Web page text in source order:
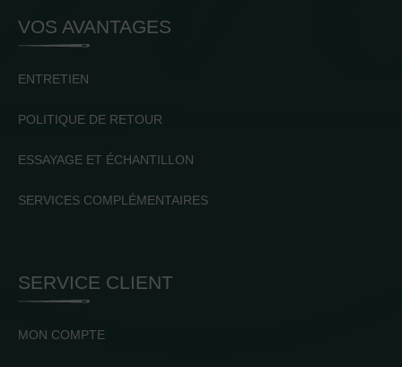
VOS AVANTAGES
ENTRETIEN
POLITIQUE DE RETOUR
ESSAYAGE ET ÉCHANTILLON
SERVICES COMPLÉMENTAIRES
SERVICE CLIENT
MON COMPTE